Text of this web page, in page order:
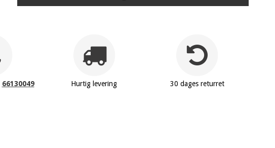
66130049 Hurtig levering 30 dages returret